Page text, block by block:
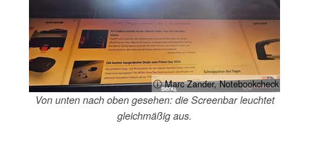
ⓘ Marc Zander, Notebookcheck
Von unten nach oben gesehen: die Screenbar leuchtet
gleichmäßig aus.